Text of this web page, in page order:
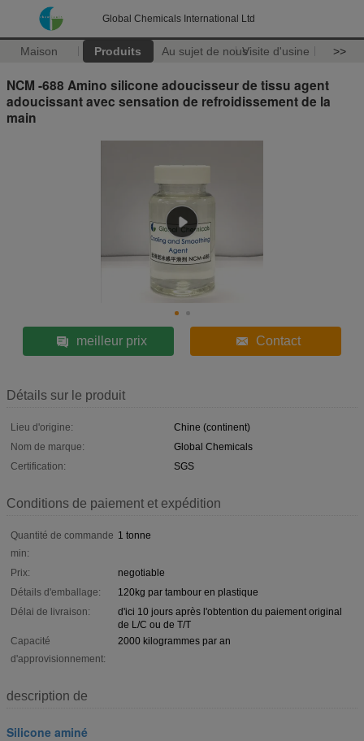
Global Chemicals International Ltd
Maison Produits Au sujet de nousVisite d'usine >>
NCM -688 Amino silicone adoucisseur de tissu agent
adoucissant avec sensation de refroidissement de la
main
meilleur prix Contact
Détails sur le produit
Lieu d'origine:
Chine (continent)
Nom de marque:
Global Chemicals
Certification:
SGS
Conditions de paiement et expédition
Quantité de commande
min:
1 tonne
Prix:
negotiable
Détails d'emballage:
120kg par tambour en plastique
Délai de livraison:
d'ici 10 jours après l'obtention du paiement original
de L/C ou de T/T
Capacité
d'approvisionnement:
2000 kilogrammes par an
description de
Silicone aminé